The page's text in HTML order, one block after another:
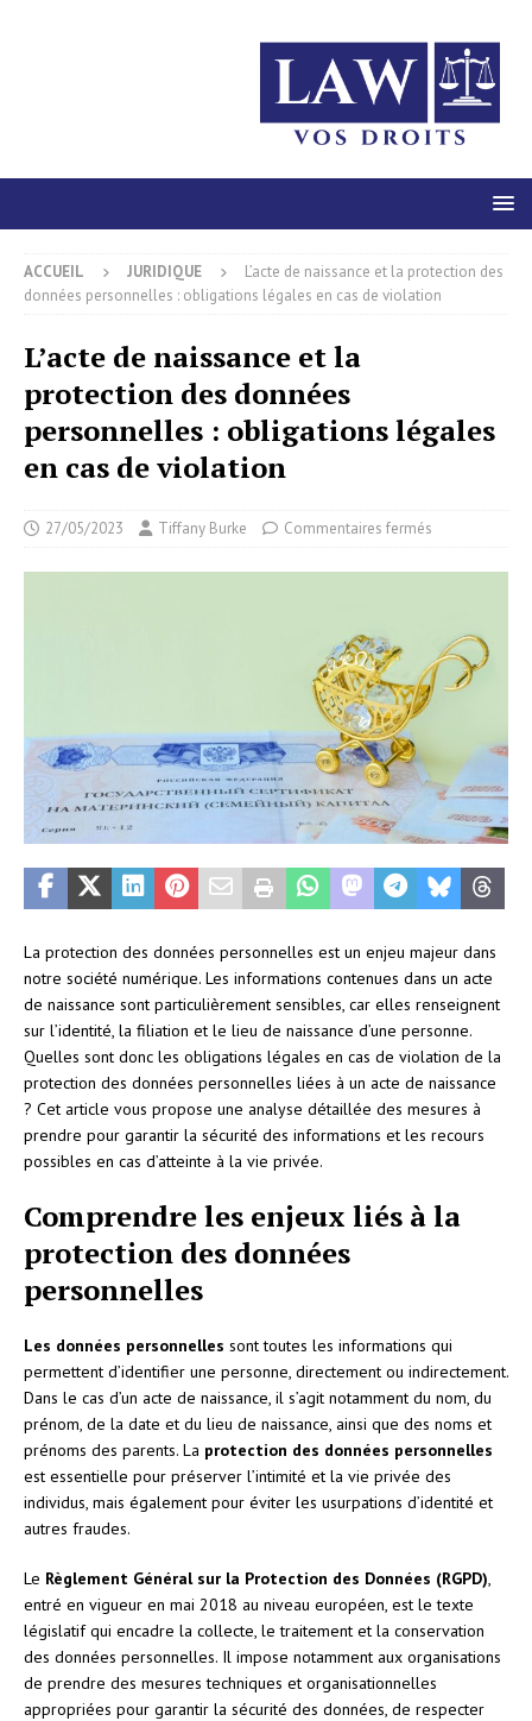
ACCUEIL JURIDIQUE
L’acte de naissance et la protection des
données personnelles : obligations légales en cas de violation
L’acte de naissance et la
protection des données
personnelles : obligations légales
en cas de violation
27/05/2023 Tiffany Burke Commentaires fermés
La protection des données personnelles est un enjeu majeur dans
notre société numérique. Les informations contenues dans un acte
de naissance sont particulièrement sensibles, car elles renseignent
sur l’identité, la filiation et le lieu de naissance d’une personne.
Quelles sont donc les obligations légales en cas de violation de la
protection des données personnelles liées à un acte de naissance
? Cet article vous propose une analyse détaillée des mesures à
prendre pour garantir la sécurité des informations et les recours
possibles en cas d’atteinte à la vie privée.
Comprendre les enjeux liés à la
protection des données
personnelles
Les données personnelles sont toutes les informations qui
permettent d’identifier une personne, directement ou indirectement.
Dans le cas d’un acte de naissance, il s’agit notamment du nom, du
prénom, de la date et du lieu de naissance, ainsi que des noms et
prénoms des parents. La protection des données personnelles
est essentielle pour préserver l’intimité et la vie privée des
individus, mais également pour éviter les usurpations d’identité et
autres fraudes.
Le Règlement Général sur la Protection des Données (RGPD),
entré en vigueur en mai 2018 au niveau européen, est le texte
législatif qui encadre la collecte, le traitement et la conservation
des données personnelles. Il impose notamment aux organisations
de prendre des mesures techniques et organisationnelles
appropriées pour garantir la sécurité des données, de respecter